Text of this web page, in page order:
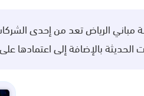
الرياض تعد من إحدى
الحديثة بالإضافة إلى